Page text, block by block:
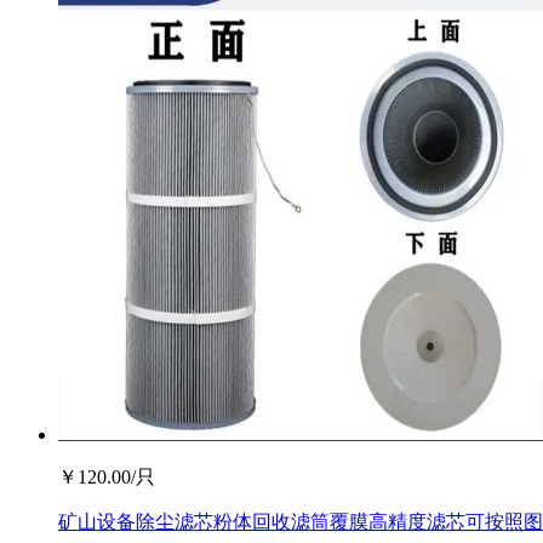
￥ 120.00/只
矿山设备除尘滤芯粉体回收滤筒覆膜高精度滤芯可按照